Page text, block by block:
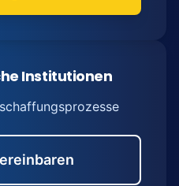
Institutionen